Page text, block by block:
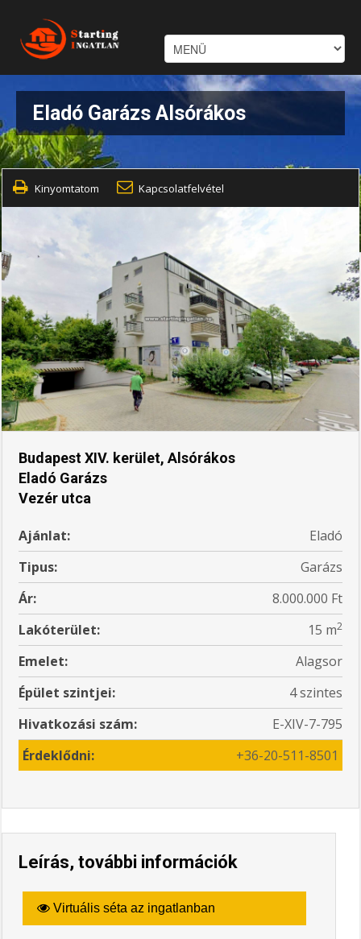
Eladó Garázs Alsórákos
Kinyomtatom Kapcsolatfelvétel
Budapest XIV. kerület, Alsórákos
Eladó Garázs
Vezér utca
Ajánlat:
Eladó
Tipus:
Garázs
Ár:
8.000.000 Ft
Lakóterület:
15 m2
Emelet:
Alagsor
Épület szintjei:
4 szintes
Hivatkozási szám:
E-XIV-7-795
Érdeklődni:
+36-20-511-8501
Leírás, további információk
Virtuális séta az ingatlanban